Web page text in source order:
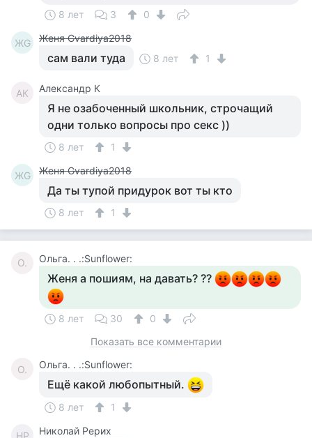
8 лет 3 0
ЖG Женя Gvardiya2018
сам вали туда 8 лет 1
АК Александр К
Я не озабоченный школьник, строчащий
одни только вопросы про секс ))
8 лет 1
ЖG Женя Gvardiya2018
Да ты тупой придурок вот ты кто
8 лет 1
О. Ольга. . .:Sunflower:
Женя а пошиям, на давать? ??
8 лет 30
0
Показать все комментарии
О. Ольга. . .:Sunflower:
Ещё какой любопытный.
8 лет 1
НР Николай Рерих